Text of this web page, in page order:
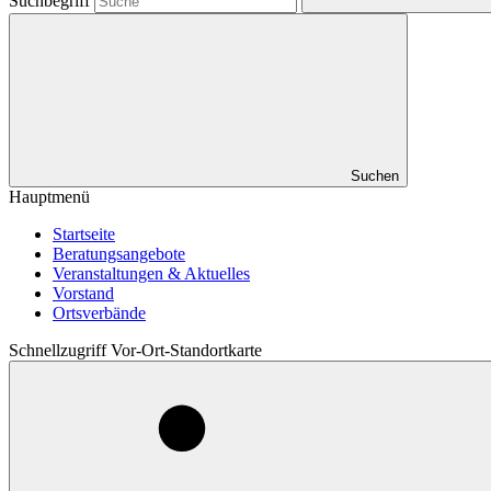
Suchen
Hauptmenü
Startseite
Beratungsangebote
Veranstaltungen & Aktuelles
Vorstand
Ortsverbände
Schnellzugriff Vor-Ort-Standortkarte